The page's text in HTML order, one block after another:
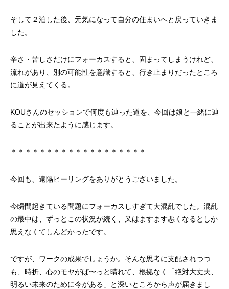
そして２泊した後、元気になって自分の住まいへと戻っていきま
した。
辛さ・苦しさだけにフォーカスすると、固まってしまうけれど、
流れがあり、別の可能性を意識すると、行き止まりだったところ
に道が見えてくる。
KOUさんのセッションで何度も辿った道を、今回は娘と一緒に辿
ることが出来たように感じます。
＊＊＊＊＊＊＊＊＊＊＊＊＊＊＊＊＊＊＊
今回も、遠隔ヒーリングをありがとうございました。
今瞬間起きている問題にフォーカスしすぎて大混乱でした。混乱
の最中は、ずっとこの状況が続く、又はますます悪くなるとしか
思えなくてしんどかったです。
ですが、ワークの成果でしょうか。そんな思考に支配されつつ
も、時折、心のモヤがぱ〜っと晴れて、根拠なく「絶対大丈夫、
明るい未来のために今がある」と深いところから声が届きまし